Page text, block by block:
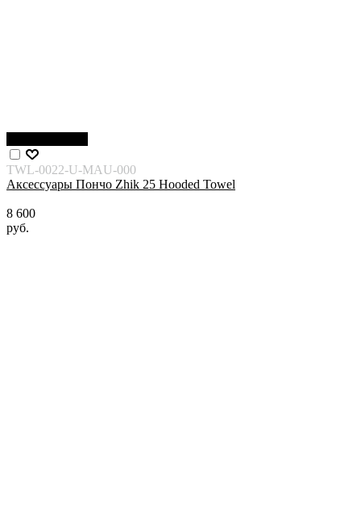
TWL-0022-U-MAU-000
Аксессуары Пончо Zhik 25 Hooded Towel
8 600
руб.